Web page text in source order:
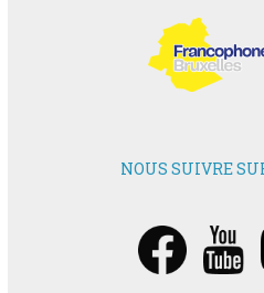
NOUS SUIVRE